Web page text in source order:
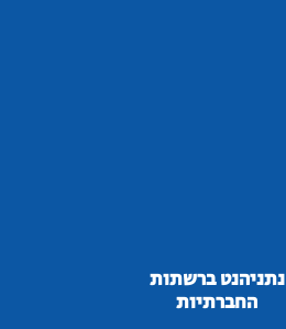
נתניהנט ברשתות
החברתיות